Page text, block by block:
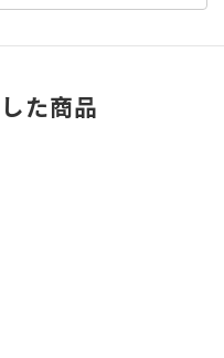
た商品